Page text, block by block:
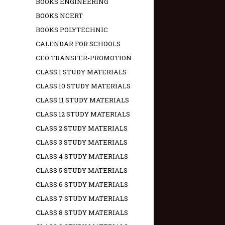
BOOKS NCERT
BOOKS POLYTECHNIC
CALENDAR FOR SCHOOLS
CEO TRANSFER-PROMOTION
CLASS 1 STUDY MATERIALS
CLASS 10 STUDY MATERIALS
CLASS 11 STUDY MATERIALS
CLASS 12 STUDY MATERIALS
CLASS 2 STUDY MATERIALS
CLASS 3 STUDY MATERIALS
CLASS 4 STUDY MATERIALS
CLASS 5 STUDY MATERIALS
CLASS 6 STUDY MATERIALS
CLASS 7 STUDY MATERIALS
CLASS 8 STUDY MATERIALS